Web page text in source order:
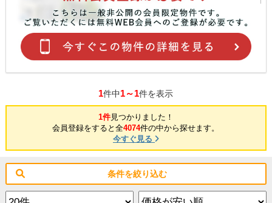
1件中1～1件を表示
1件見つかりました！
会員登録をすると全4074件の中から探せます。
今すぐ見る
条件を絞り込む